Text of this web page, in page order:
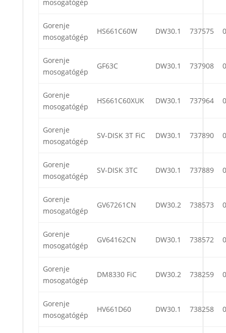
mosogatógép
Gorenje
mosogatógép
HS661C60W DW30.1 737575
Gorenje
mosogatógép
GF63C DW30.1 737908
Gorenje
mosogatógép
HS661C60XUK DW30.1 737964
Gorenje
mosogatógép
SV-DISK 3T FiC DW30.1 737890
Gorenje
mosogatógép
SV-DISK 3TC DW30.1 737889
Gorenje
mosogatógép
GV67261CN DW30.2 738573
Gorenje
mosogatógép
GV64162CN DW30.1 738572
Gorenje
mosogatógép
DM8330 FiC DW30.2 738259
Gorenje
mosogatógép
HV661D60 DW30.1 738258